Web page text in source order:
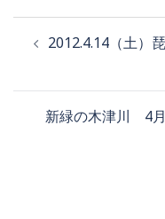
2012.4.14（土）
新緑の木津川 4